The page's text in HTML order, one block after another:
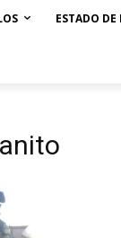
ESTADO DE